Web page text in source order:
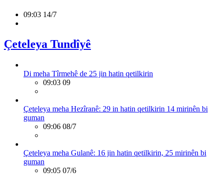
09:03 14/7
Çeteleya Tundîyê
Di meha Tîrmehê de 25 jin hatin qetilkirin
09:03 09
Çeteleya meha Hezîranê: 29 in hatin qetilkirin 14 mirinên bi
guman
09:06 08/7
Çeteleya meha Gulanê: 16 jin hatin qetilkirin, 25 mirinên bi
guman
09:05 07/6